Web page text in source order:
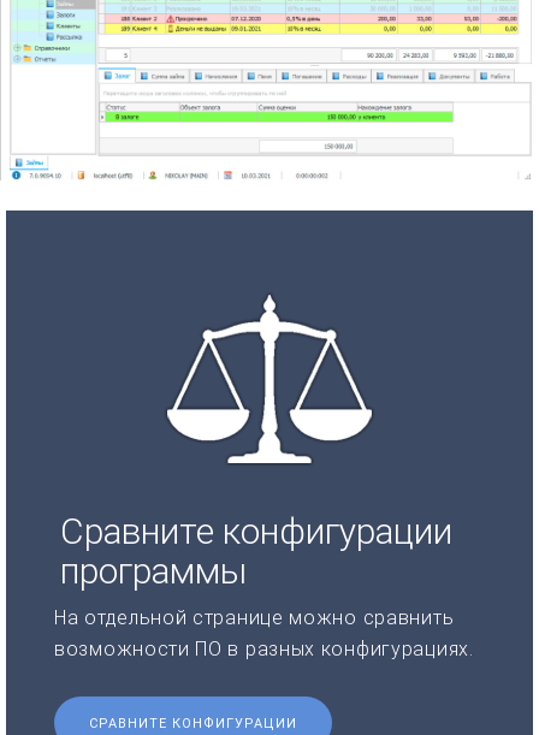
Сравните конфигурации
программы
На отдельной странице можно сравнить
возможности ПО в разных конфигурациях.
СРАВНИТЕ КОНФИГУРАЦИИ